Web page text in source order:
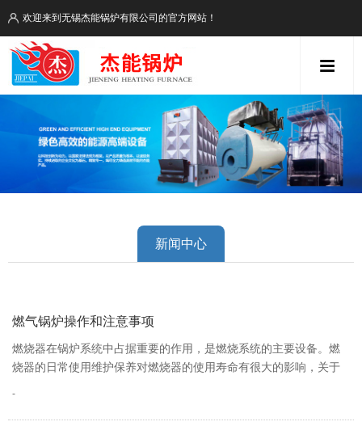
欢迎来到无锡杰能锅炉有限公司的官方网站！
新闻中心
燃气锅炉操作和注意事项
燃烧器在锅炉系统中占据重要的作用，是燃烧系统的主要设备。燃
烧器的日常使用维护保养对燃烧器的使用寿命有很大的影响，关于